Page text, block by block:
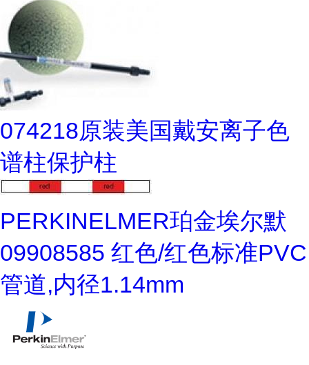
074218原装美国戴安离子色
谱柱保护柱
PERKINELMER珀金埃尔默
09908585 红色/红色标准PVC
管道,内径1.14mm